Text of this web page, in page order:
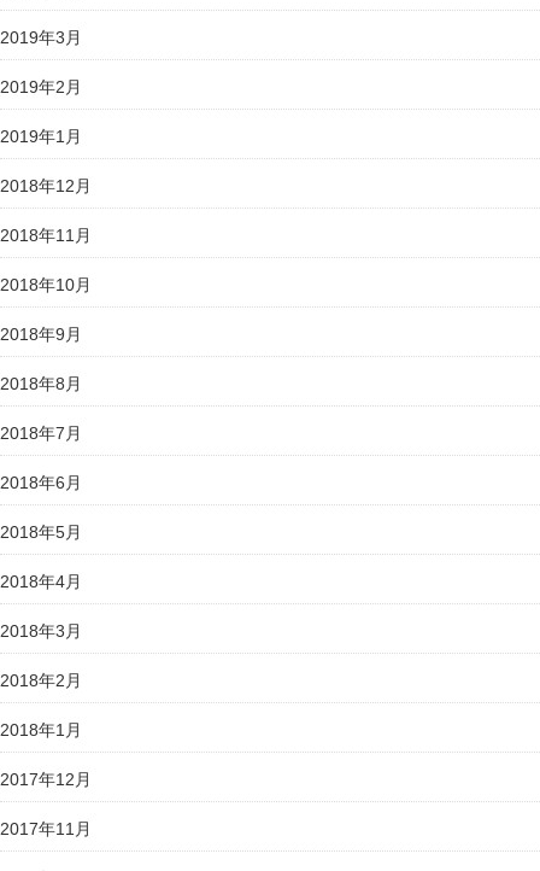
2019年3月
2019年2月
2019年1月
2018年12月
2018年11月
2018年10月
2018年9月
2018年8月
2018年7月
2018年6月
2018年5月
2018年4月
2018年3月
2018年2月
2018年1月
2017年12月
2017年11月